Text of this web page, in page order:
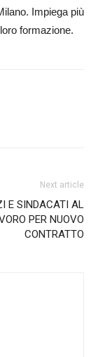
Impiega più
formazione.
Next article
E SINDACATI AL
PER NUOVO
CONTRATTO